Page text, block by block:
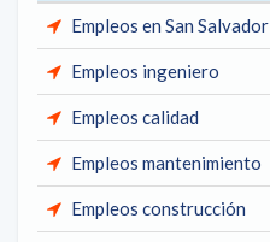
Empleos en San Salvador
Empleos ingeniero
Empleos calidad
Empleos mantenimiento
Empleos construcción